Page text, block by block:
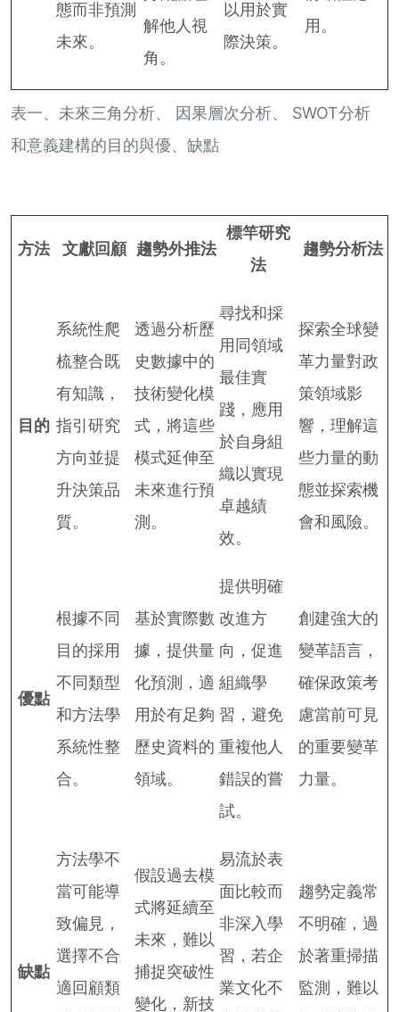
表一、未來三角分析、 因果層次分析、 SWOT分析
和意義建構的目的與優、缺點
態而非預測
未來。
解他人視
角。
以用於實
際決策。
用。
方法 文獻回顧 趨勢外推法
標竿研究
法
趨勢分析法
目的
系統性爬
梳整合既
有知識，
指引研究
方向並提
升決策品
質。
透過分析歷
史數據中的
技術變化模
式，將這些
模式延伸至
未來進行預
測。
尋找和採
用同領域
最佳實
踐，應用
於自身組
織以實現
卓越績
效。
探索全球變
革力量對政
策領域影
響，理解這
些力量的動
態並探索機
會和風險。
優點
根據不同
目的採用
不同類型
和方法學
系統性整
合。
基於實際數
據，提供量
化預測，適
用於有足夠
歷史資料的
領域。
提供明確
改進方
向，促進
組織學
習，避免
重複他人
錯誤的嘗
試。
創建強大的
變革語言，
確保政策考
慮當前可見
的重要變革
力量。
缺點
方法學不
當可能導
致偏見，
選擇不合
適回顧類
假設過去模
式將延續至
未來，難以
捕捉突破性
變化，新技
易流於表
面比較而
非深入學
習，若企
業文化不
趨勢定義常
不明確，過
於著重掃描
監測，難以